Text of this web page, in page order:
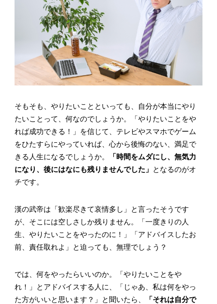
そもそも、やりたいことといっても、自分が本当にやり
たいことって、何なのでしょうか。「やりたいことをや
れば成功できる！」を信じて、テレビやスマホでゲーム
をひたすらにやっていれば、心から後悔のない、満足で
きる人生になるでしょうか。
「時間をムダにし、無気力
になり、後にはなにも残りませんでした」 となるのがオ
チです。
漢の武帝は「歓楽尽きて哀情多し」と言ったそうです
が、そこには空しさしか残りません。「一度きりの人
生、やりたいことをやったのに！」「アドバイスしたお
前、責任取れよ」と迫っても、無理でしょう？
では、何をやったらいいのか。「やりたいことをや
れ！」とアドバイスする人に、「じゃあ、私は何をやっ
た方がいいと思います？」と聞いたら、
「それは自分で